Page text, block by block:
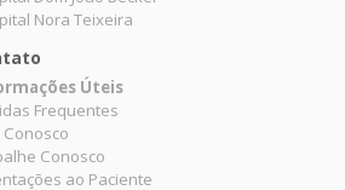
Nora Teixeira
Úteis
Frequentes
Conosco
Conosco
ao Paciente